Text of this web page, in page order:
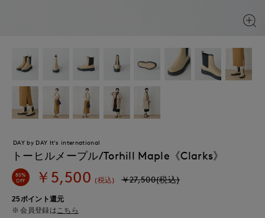
DAY by DAY It's international
トーヒルメープル/Torhill Maple《Clarks》
80%
OFF ￥5,500 (税込) ￥27,500(税込)
25ポイント還元
会員登録は こちら